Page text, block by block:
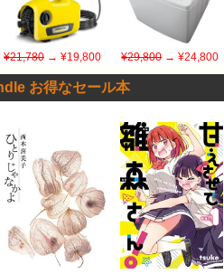
¥21,780→ ¥19,800 ¥29,800→ ¥24,800
お得なセール本